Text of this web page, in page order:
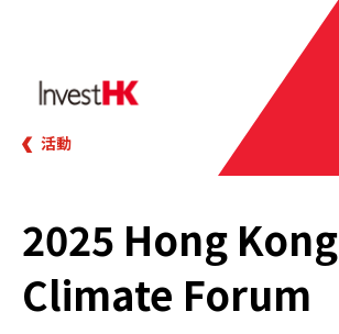
活動
2025 Hong Kong
Climate Forum